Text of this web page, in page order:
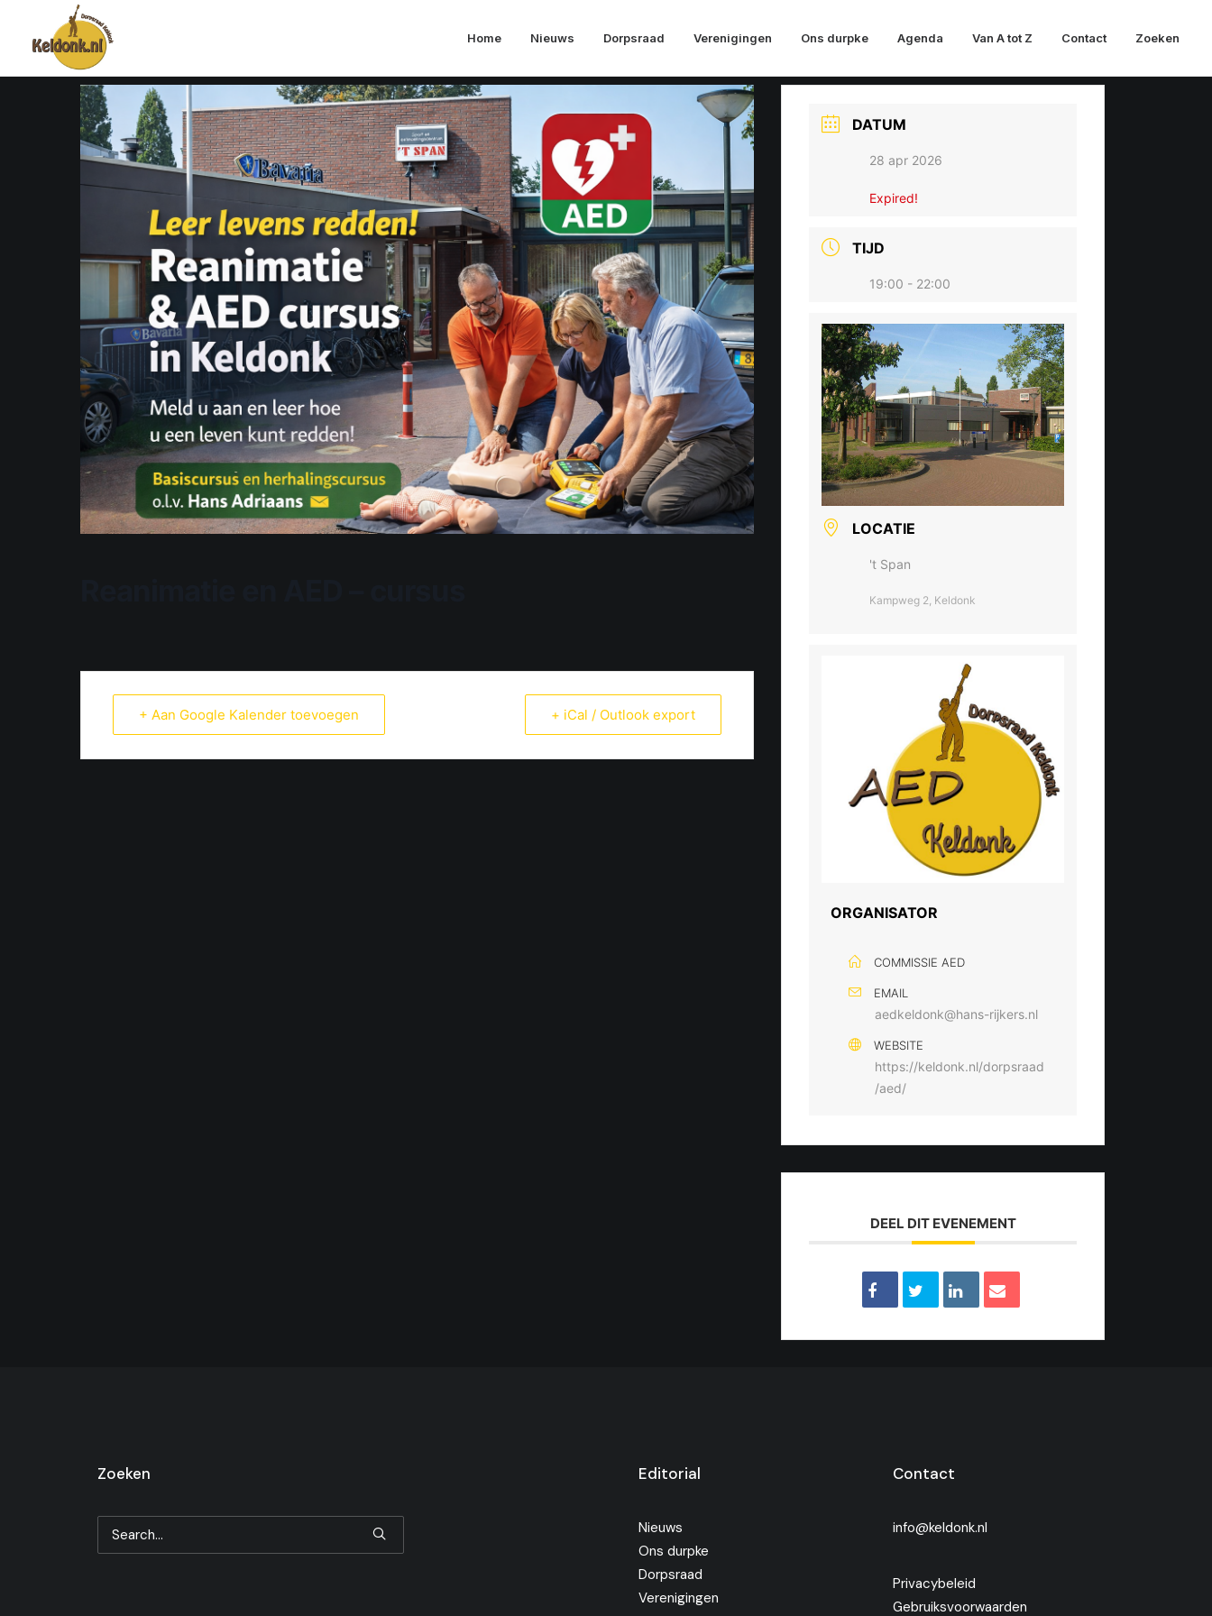
Home Nieuws Dorpsraad Verenigingen Ons durpke Agenda Van A tot Z Contact Zoeken
+ Aan Google Kalender toevoegen + iCal / Outlook export
DATUM
28 apr 2026
Expired!
TIJD
19:00 - 22:00
LOCATIE
't Span
Kampweg 2, Keldonk
ORGANISATOR
COMMISSIE AED
EMAIL
aedkeldonk@hans-rijkers.nl
WEBSITE
https://keldonk.nl/dorpsraad
/aed/
DEEL DIT EVENEMENT
Zoeken Editorial
Nieuws
Ons durpke
Dorpsraad
Verenigingen
Contact
info@keldonk.nl
Privacybeleid
Gebruiksvoorwaarden